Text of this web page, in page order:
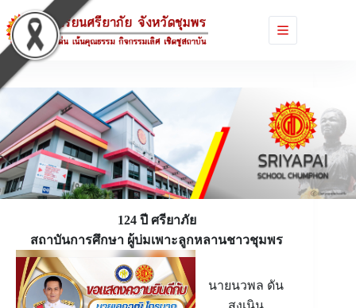
to
content
124 ปี ศรียาภัย
สถาบันการศึกษา ผู้บ่มเพาะลูกหลานชาวชุมพร
นายนวพล ดัน
สูงเนิน